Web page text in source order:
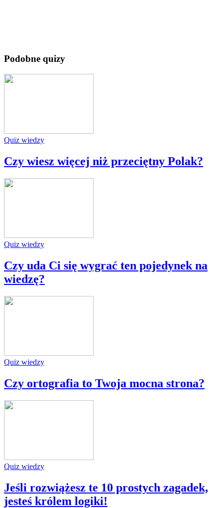
Podobne quizy
Quiz wiedzy
Czy wiesz więcej niż przeciętny Polak?
Quiz wiedzy
Czy uda Ci się wygrać ten pojedynek na
wiedzę?
Quiz wiedzy
Czy ortografia to Twoja mocna strona?
Quiz wiedzy
Jeśli rozwiążesz te 10 prostych zagadek,
jesteś królem logiki!